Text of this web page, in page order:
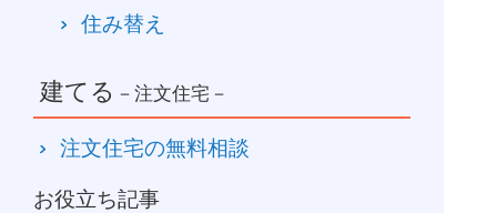
住み替え
建てる －注文住宅－
注文住宅の無料相談
お役立ち記事